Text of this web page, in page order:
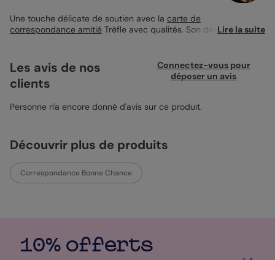
Une touche délicate de soutien avec la carte de
correspondance amitié Trèfle avec qualités. Son design
L’intérieur offre la possibilité d’ajouter une photo personnalisée
pour rendre votre message encore plus unique. Imprimée sur
du papier de qualité, elle s'accompagne idéalement d'une
Lire la suite
Les avis de nos
clients
Connectez-vous pour
déposer un avis
Personne n'a encore donné d'avis sur ce produit.
Découvrir plus de produits
Correspondance Bonne Chance
10% offerts